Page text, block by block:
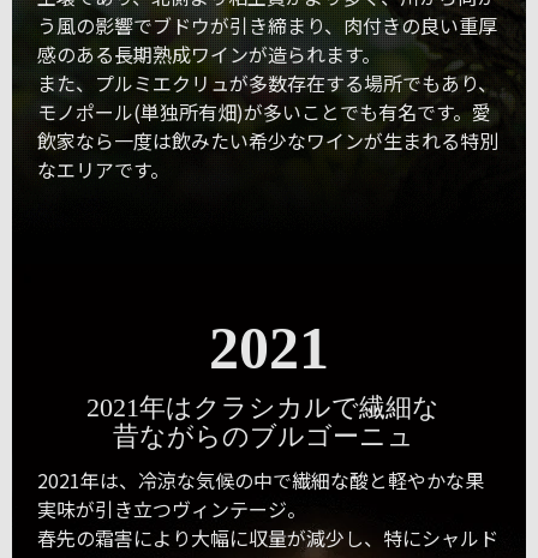
う風の影響でブドウが引き締まり、肉付きの良い重厚
感のある長期熟成ワインが造られます。
また、プルミエクリュが多数存在する場所でもあり、
モノポール(単独所有畑)が多いことでも有名です。愛
飲家なら一度は飲みたい希少なワインが生まれる特別
なエリアです。
2021
2021年はクラシカルで繊細な
昔ながらのブルゴーニュ
2021年は、冷涼な気候の中で繊細な酸と軽やかな果
実味が引き立つヴィンテージ。
春先の霜害により大幅に収量が減少し、特にシャルド